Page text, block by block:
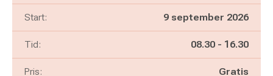
Start: 9 september 2026
Tid: Pågår mellan
08.30 - och
16.30
Pris: Gratis